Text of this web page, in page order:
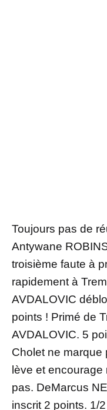
Toujours pas de
Antywane
troisième faute à
rapidement à
AVDALOVIC
points ! Primé de
AVDALOVIC. 5
Cholet ne marque
lève et
pas. DeMarcus
inscrit 2 points. 1/